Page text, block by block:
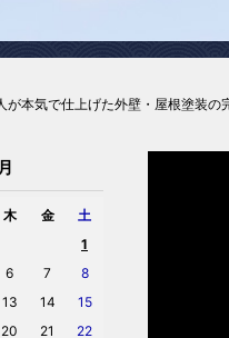
が本気で仕上げた外壁・屋根塗装の
木 金 土
1
6 7
8
13 14
15
20 21
22